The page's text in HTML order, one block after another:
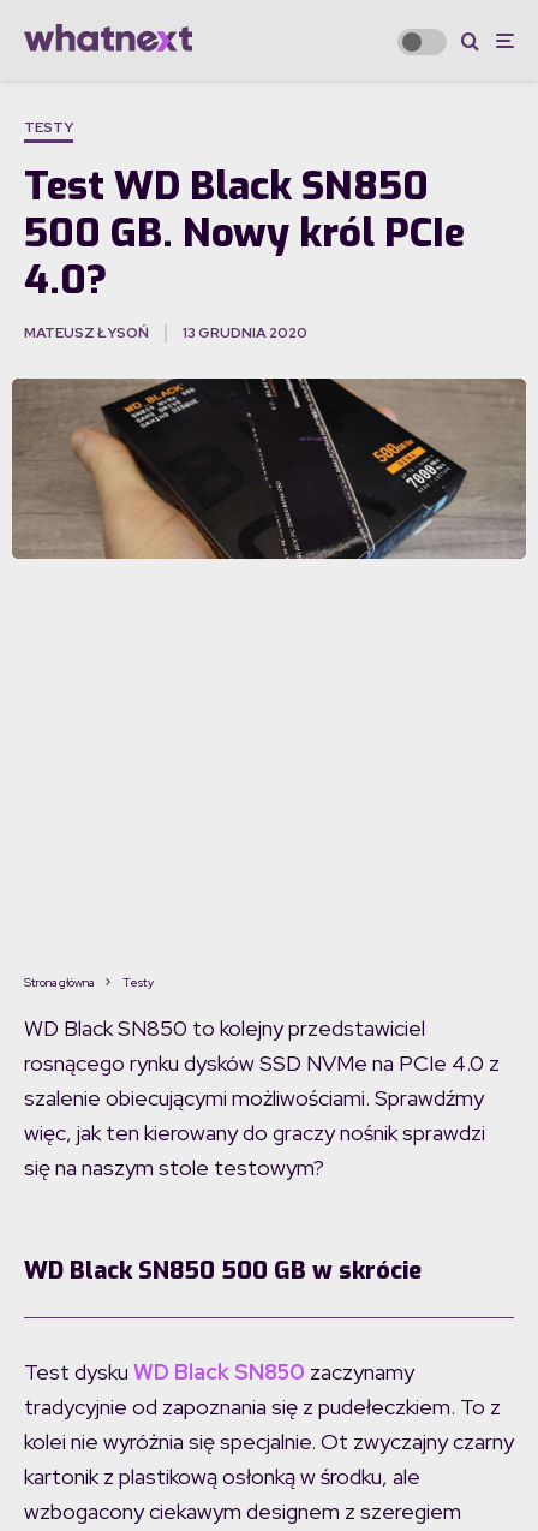
TESTY
Test WD Black SN850
500 GB. Nowy król PCIe
4.0?
MATEUSZ ŁYSOŃ 13 GRUDNIA 2020
Strona główna Testy
WD Black SN850 to kolejny przedstawiciel
rosnącego rynku dysków SSD NVMe na PCIe 4.0 z
szalenie obiecującymi możliwościami. Sprawdźmy
więc, jak ten kierowany do graczy nośnik sprawdzi
się na naszym stole testowym?
WD Black SN850 500 GB w skrócie
Test dysku WD Black SN850 zaczynamy
tradycyjnie od zapoznania się z pudełeczkiem. To z
kolei nie wyróżnia się specjalnie. Ot zwyczajny czarny
kartonik z plastikową osłonką w środku, ale
wzbogacony ciekawym designem z szeregiem